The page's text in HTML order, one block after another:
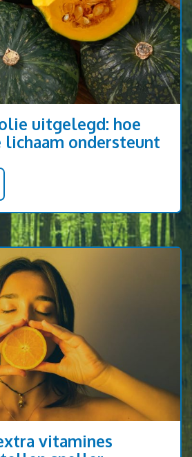
uitgelegd: hoe
lichaam ondersteunt
vitamines